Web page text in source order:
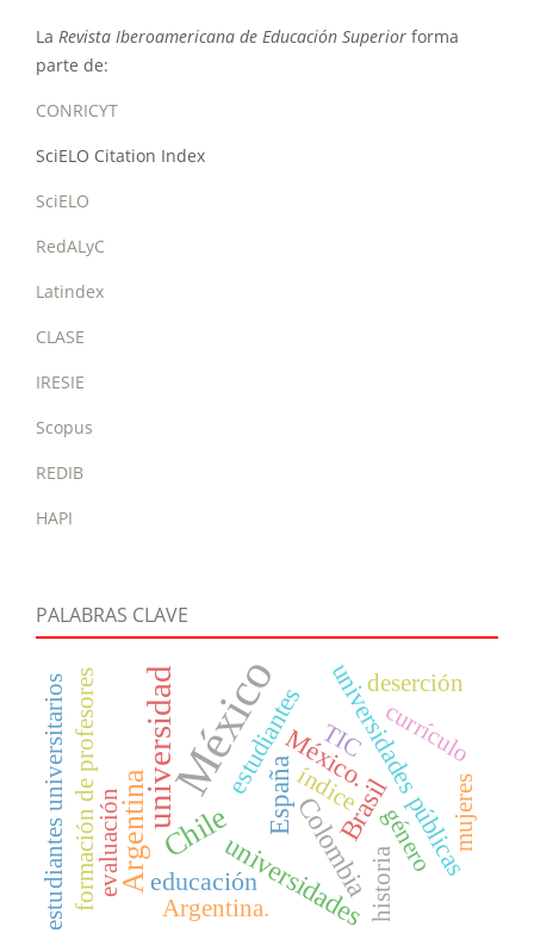
La Revista Iberoamericana de Educación Superior forma
parte de:
CONRICYT
SciELO Citation Index
SciELO
RedALyC
Latindex
CLASE
IRESIE
Scopus
REDIB
HAPI
PALABRAS CLAVE
México
universidad
ArgentinaChile Colombia
España
universidades
Brasil
educación
universidades públicas
estudiantesMéxico.
género
evaluación
formación de profesores Argentina. historia
índice
TIC
estudiantes universitarios currículo
mujeres
deserción